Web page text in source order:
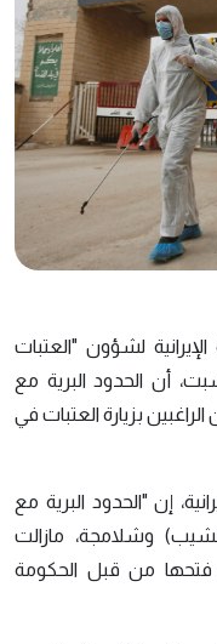
لشؤون "العتبات
أن الحدود البرية مع
الراغبين بزيارة العتبات في
إن "الحدود البرية مع
وشلامجة، مازالت
فتحها من قبل الحكومة